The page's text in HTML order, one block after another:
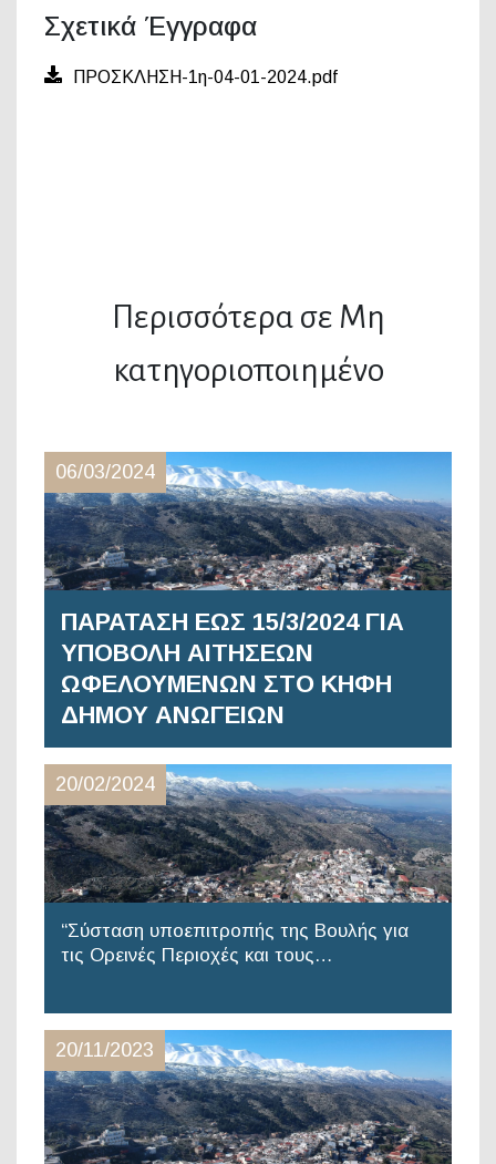
Σχετικά Έγγραφα
ΠΡΟΣΚΛΗΣΗ-1η-04-01-2024.pdf
Περισσότερα σε Μη
κατηγοριοποιημένο
06/03/2024
ΠΑΡΑΤΑΣΗ ΕΩΣ 15/3/2024 ΓΙΑ
ΥΠΟΒΟΛΗ ΑΙΤΗΣΕΩΝ
ΩΦΕΛΟΥΜΕΝΩΝ ΣΤΟ ΚΗΦΗ
ΔΗΜΟΥ ΑΝΩΓΕΙΩΝ
20/02/2024
“Σύσταση υποεπιτροπής της Βουλής για
τις Ορεινές Περιοχές και τους…
20/11/2023